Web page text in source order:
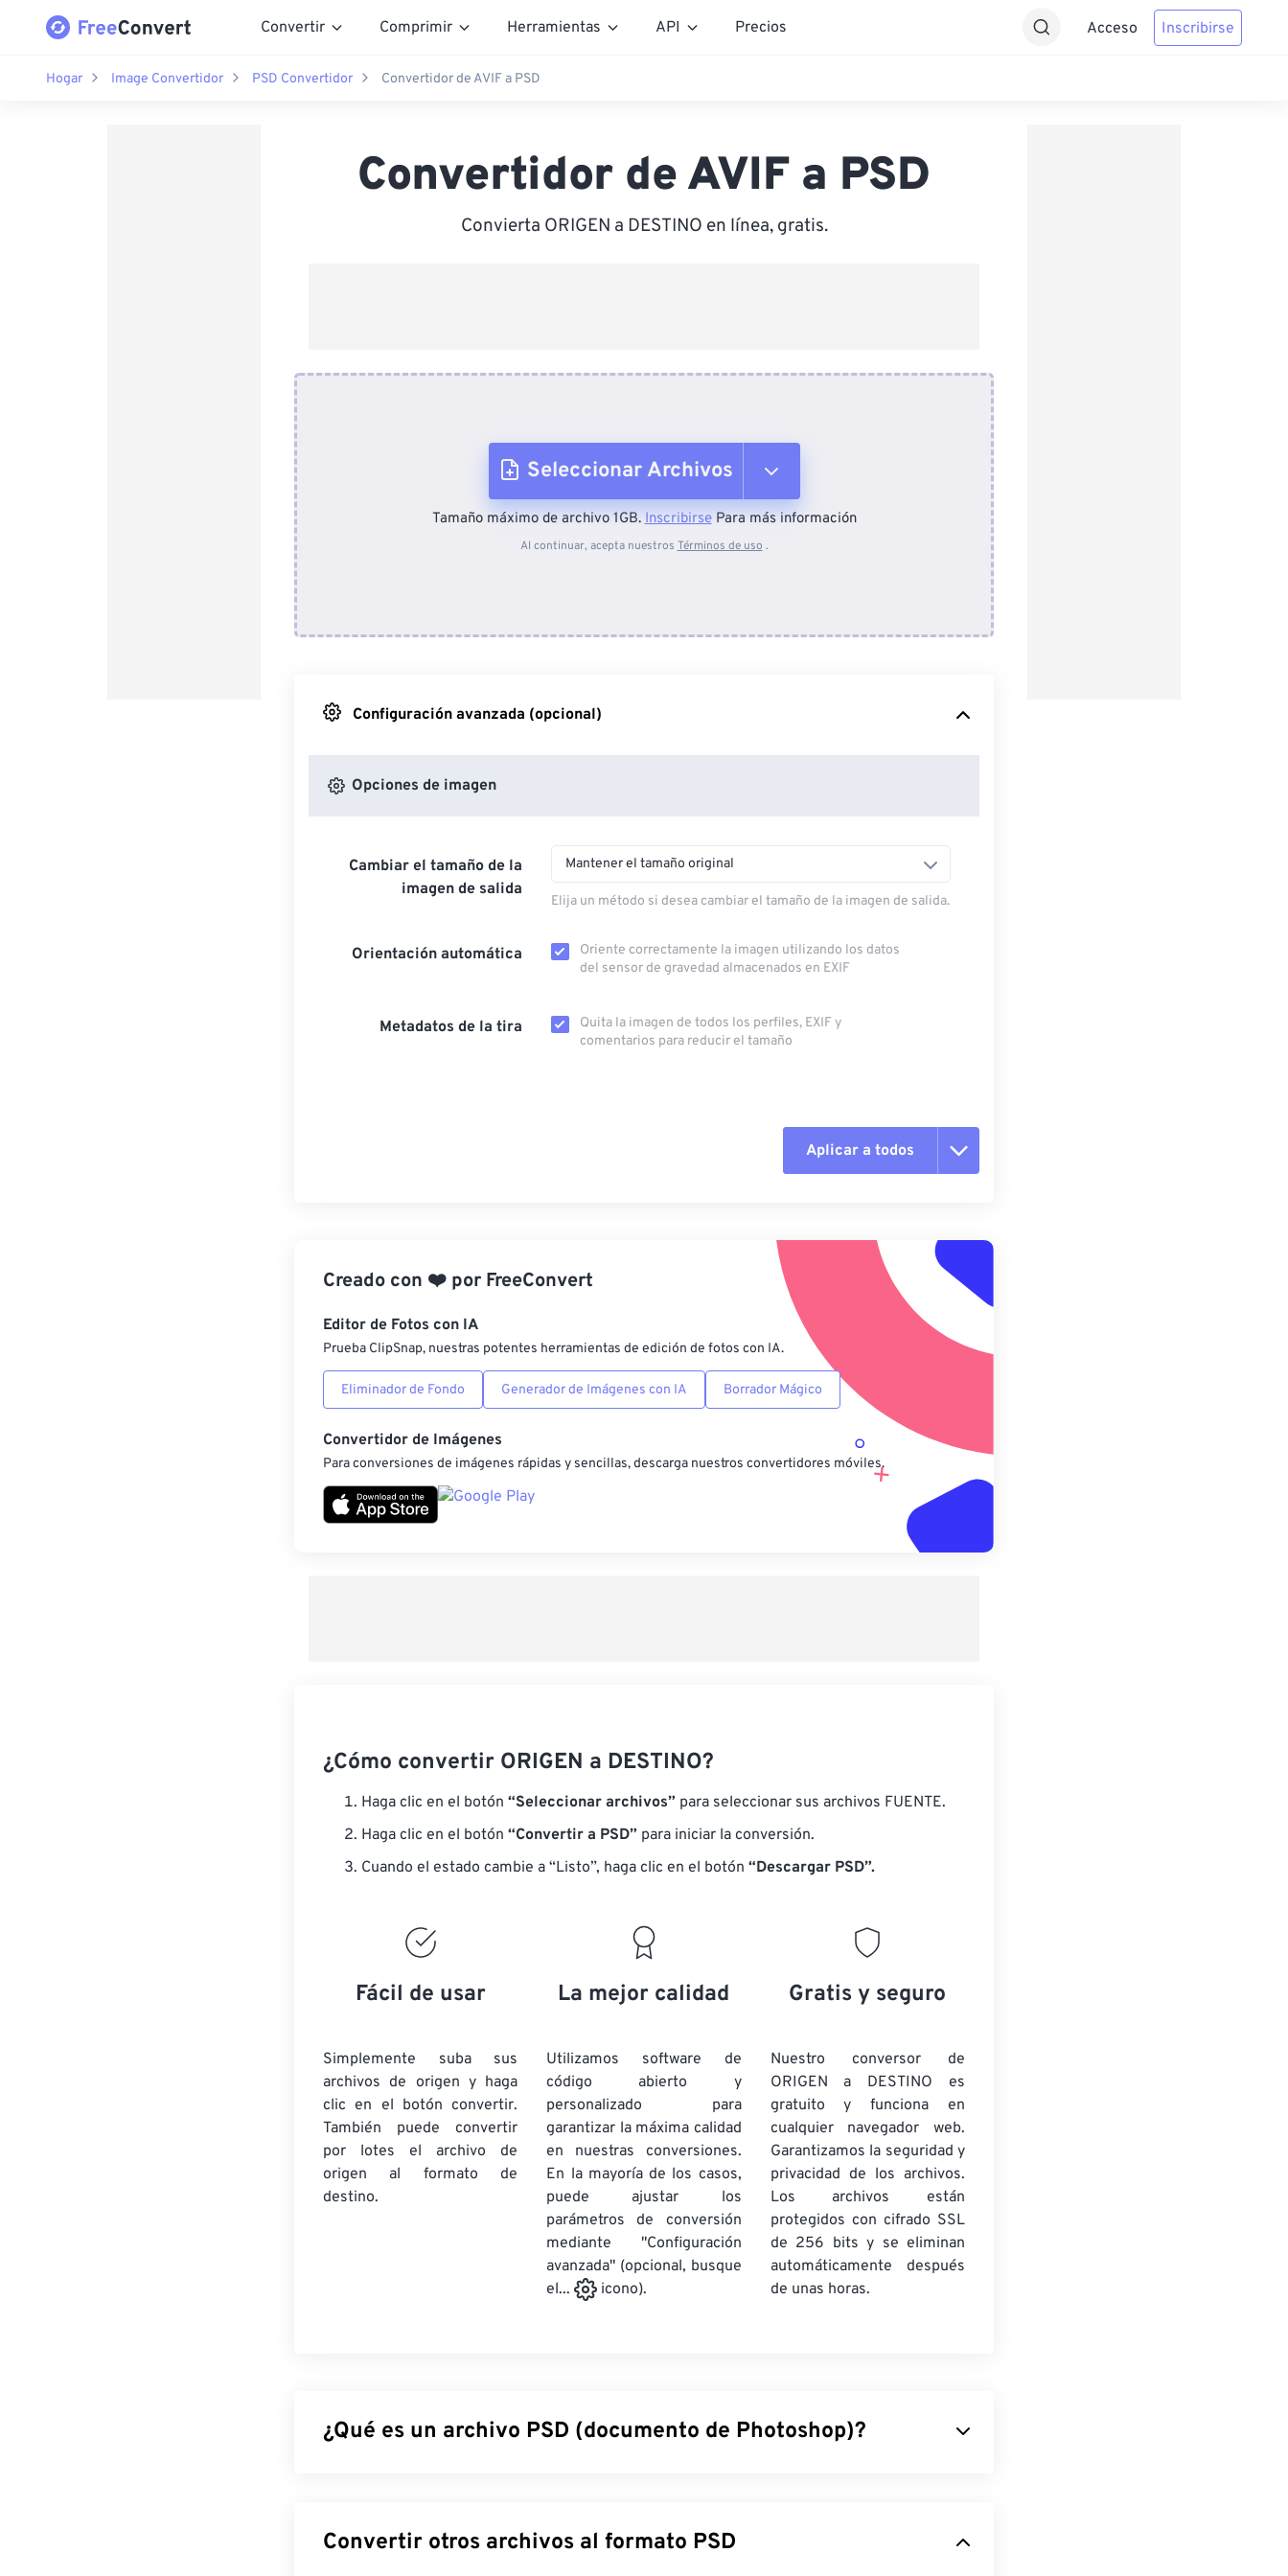
Convertir Comprimir Herramientas API Precios Acceso Inscribirse
Hogar Image Convertidor PSD Convertidor Convertidor de AVIF a PSD
Convertidor de AVIF a PSD
Convierta ORIGEN a DESTINO en línea, gratis.
Seleccionar Archivos
Desde el dispositivo
Tamaño máximo de archivo 1GB.InscribirsePara más información
Al continuar, acepta nuestros Términos de uso .
Configuración avanzada (opcional)
Opciones de imagen
Cambiar el tamaño de la
imagen de salida
Mantener el tamaño original
Elija un método si desea cambiar el tamaño de la imagen de salida.
Orientación automática
Oriente correctamente la imagen utilizando los datos
del sensor de gravedad almacenados en EXIF
Metadatos de la tira
Quita la imagen de todos los perfiles, EXIF ​​y
comentarios para reducir el tamaño
Aplicar a todos
Aplicar desde el ajuste preestablecido
Guardar como preestablecido
Creado con ❤️ por FreeConvert
Editor de Fotos con IA
Prueba ClipSnap, nuestras potentes herramientas de edición de fotos con IA.
Eliminador de Fondo Generador de Imágenes con IA Borrador Mágico
Convertidor de Imágenes
Para conversiones de imágenes rápidas y sencillas, descarga nuestros convertidores móviles.
¿Cómo convertir ORIGEN a DESTINO?
Haga clic en el botón “Seleccionar archivos” para seleccionar sus archivos FUENTE.
Haga clic en el botón “Convertir a PSD” para iniciar la conversión.
Cuando el estado cambie a “Listo”, haga clic en el botón “Descargar PSD”.
Fácil de usar
Simplemente suba sus
archivos de origen y haga
clic en el botón convertir.
También puede convertir
por lotesel archivo de
origen al formato de
destino.
La mejor calidad
Utilizamos software de
código abierto y
personalizado para
garantizar la máxima calidad
en nuestras conversiones.
En la mayoría de los casos,
puede ajustar los
parámetros de conversión
mediante "Configuración
avanzada" (opcional, busque
el...
icono).
Gratis y seguro
Nuestro conversor de
ORIGEN a DESTINO es
gratuito y funciona en
cualquier navegador web.
Garantizamos la seguridad y
privacidad de los archivos.
Los archivos están
protegidos con cifrado SSL
de 256 bits y se eliminan
automáticamente después
de unas horas.
¿Qué es un archivo PSD (documento de Photoshop)?
imagen junto con una compleja matriz de sus capas correspondientes,
objetos, filtros y más, ¡todo en un solo archivo! PSD permite al usuario realizar ediciones
Convertir otros archivos al formato PSD